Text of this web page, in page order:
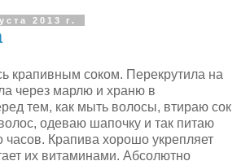
2013 г.
крапивным соком. Перекрутила на
через марлю и храню в
тем, как мыть волосы, втираю сок
одеваю шапочку и так питаю
часов. Крапива хорошо укрепляет
их витаминами. Абсолютно